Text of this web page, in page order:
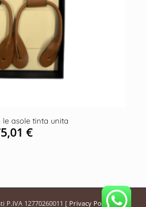
le asole tinta unita
€
P.IVA 12770260011 [ Privacy Policy ]